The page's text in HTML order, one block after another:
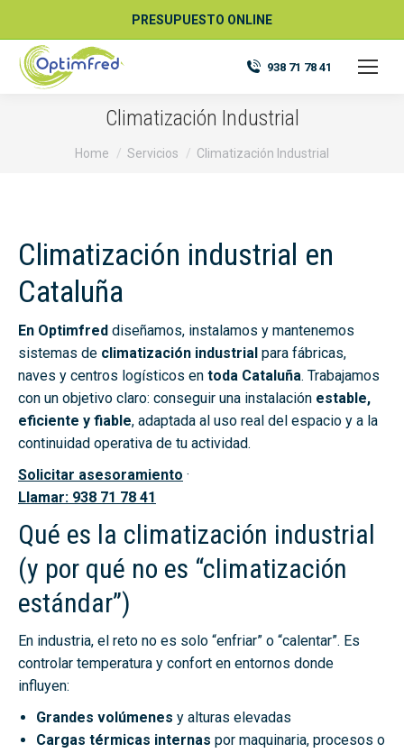
PRESUPUESTO ONLINE
938 71 78 41
Climatización Industrial
You are here:
Home Servicios Climatización Industrial
Climatización industrial en
Cataluña
En Optimfred diseñamos, instalamos y mantenemos
sistemas de climatización industrial para fábricas,
naves y centros logísticos en toda Cataluña. Trabajamos
con un objetivo claro: conseguir una instalación estable,
eficiente y fiable, adaptada al uso real del espacio y a la
continuidad operativa de tu actividad.
Solicitar asesoramiento ·
Llamar: 938 71 78 41
Qué es la climatización industrial
(y por qué no es “climatización
estándar”)
En industria, el reto no es solo “enfriar” o “calentar”. Es
controlar temperatura y confort en entornos donde
influyen:
Grandes volúmenes y alturas elevadas
Cargas térmicas internas por maquinaria, procesos o